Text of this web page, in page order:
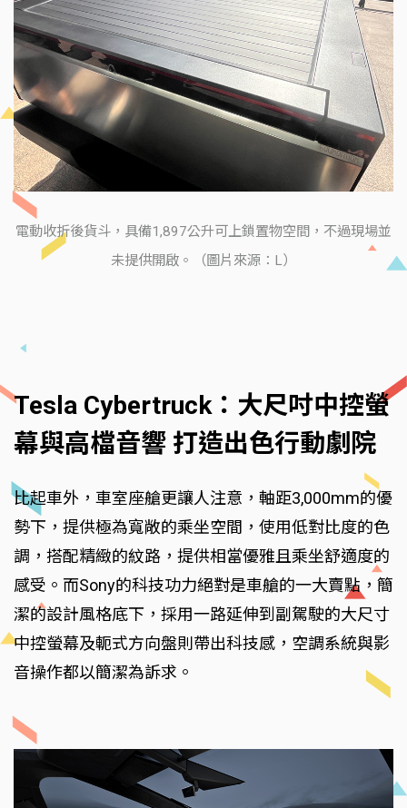
電動收折後貨斗，具備1,897公升可上鎖置物空間，不過現場並
未提供開啟。（圖片來源：L）
Tesla Cybertruck：大尺吋中控螢
幕與高檔音響 打造出色行動劇院
比起車外，車室座艙更讓人注意，軸距3,000mm的優
勢下，提供極為寬敞的乘坐空間，使用低對比度的色
調，搭配精緻的紋路，提供相當優雅且乘坐舒適度的
感受。而Sony的科技功力絕對是車艙的一大賣點，簡
潔的設計風格底下，採用一路延伸到副駕駛的大尺寸
中控螢幕及軛式方向盤則帶出科技感，空調系統與影
音操作都以簡潔為訴求。